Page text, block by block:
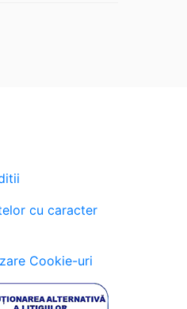
cu caracter
Cookie-uri